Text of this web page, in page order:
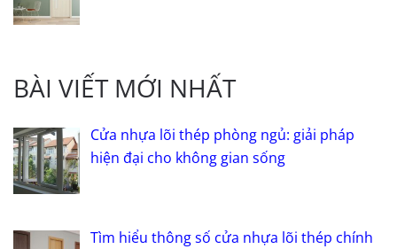
BÀI VIẾT MỚI NHẤT
Cửa nhựa lõi thép phòng ngủ: giải pháp
hiện đại cho không gian sống
Tìm hiểu thông số cửa nhựa lõi thép chính